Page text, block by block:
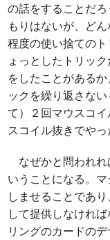
の話をすることだ
もりはないが、ど
程度の使い捨ての
ょっとしたトリッ
をしたことがある
ックを繰り返さな
て）２回マウスコ
スコイル抜きでやっ
なぜかと問われれ
いうことになる。
しませることであ
して提供しなけれ
リングのカードの